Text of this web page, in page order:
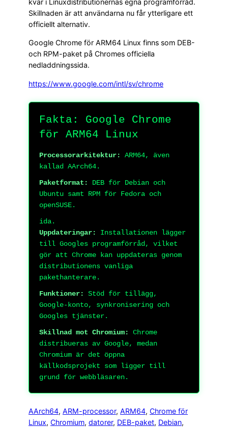
kvar i Linuxdistributionernas egna programförråd.
Skillnaden är att användarna nu får ytterligare ett
officiellt alternativ.
Google Chrome för ARM64 Linux finns som DEB-
och RPM-paket på Chromes officiella
nedladdningssida.
https://www.google.com/intl/sv/chrome
Fakta: Google Chrome
för ARM64 Linux
Processorarkitektur:
ARM64, även
kallad AArch64.
Paketformat:
DEB för Debian och
Ubuntu samt RPM för Fedora och
openSUSE.
ida.
Uppdateringar:
Installationen lägger
till Googles programförråd, vilket
gör att Chrome kan uppdateras genom
distributionens vanliga
pakethanterare.
Funktioner:
Stöd för tillägg,
Google-konto, synkronisering och
Googles tjänster.
Skillnad mot Chromium:
Chrome
distribueras av Google, medan
Chromium är det öppna
källkodsprojekt som ligger till
grund för webbläsaren.
AArch64, ARM-processor, ARM64, Chrome för
Linux, Chromium, datorer, DEB-paket, Debian